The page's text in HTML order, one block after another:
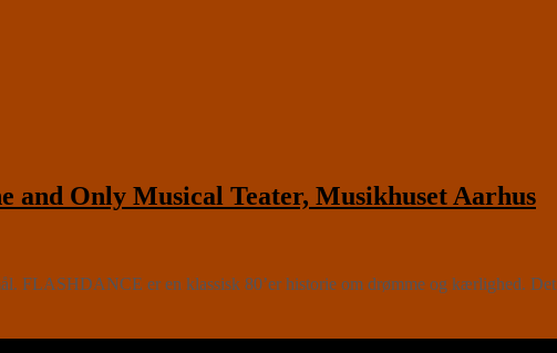
Only Musical Teater, Musikhuset Aarhus
FLASHDANCE er en klassisk 80’er historie om drømme og kærlighed.